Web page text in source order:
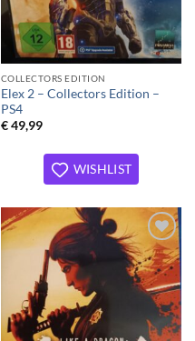
COLLECTORS EDITION
Elex 2 – Collectors Edition –
PS4
€49,99
WISHLIST
Toevoegen
aan
verlanglijst